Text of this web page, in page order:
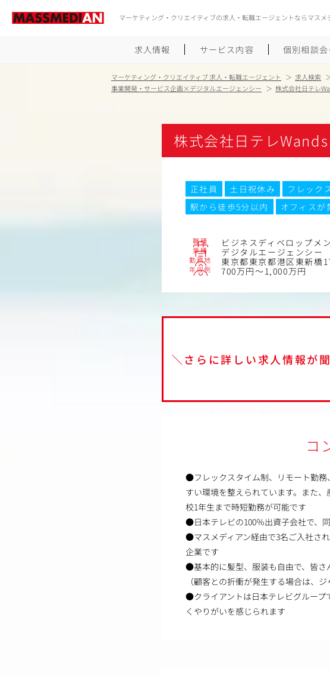
マーケティング・クリエイティブの求人・転職エージェントならマスメ
求人情報 サービス内容 個別相談
履歴書のつく
職務経歴書
ポートフォ
面接対策
マーケティング・クリエイティブ 求人・転職エージェント 求人検索
事業開発・サービス企画×デジタルエージェンシー
株式会社日テレ
株式会社日テレWands
正社員 土日祝休み フレック
駅から徒歩5分以内
オフィスが
職種 ビジネスディベロップメ
業種 デジタルエージェンシー
勤務地 東京都東京都港区東新橋
年収例 700万円～1,000万円
＼さらに詳しい求人情報が
コ
●フレックスタイム制、リモート勤務
すい環境を整えられています。また
校1年生まで時短勤務が可能です
●日本テレビの100％出資子会社で、
●マスメディアン経由で3名ご入社さ
企業です
●基本的に髪型、服装も自由で、皆さ
（顧客との折衝が発生する場合は、
●クライアントは日本テレビグループ
くやりがいを感じられます